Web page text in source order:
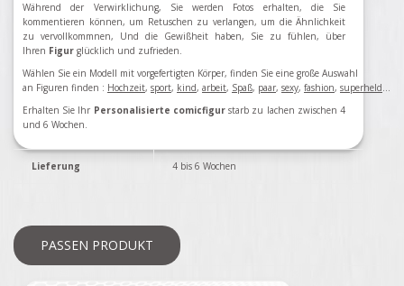
Während der Verwirklichung, Sie werden Fotos erhalten, die Sie
kommentieren können, um Retuschen zu verlangen, um die Ähnlichkeit
zu vervollkommnen, Und die Gewißheit haben, Sie zu fühlen, über
Ihren Figur glücklich und zufrieden.
Wählen Sie ein Modell mit vorgefertigten Körper, finden Sie eine große Auswahl
an Figuren finden : Hochzeit, sport, kind, arbeit, Spaß, paar, sexy, fashion, superheld...
Erhalten Sie Ihr Personalisierte comicfigur starb zu lachen zwischen 4
und 6 Wochen.
Lieferung 4 bis 6 Wochen
PASSEN PRODUKT